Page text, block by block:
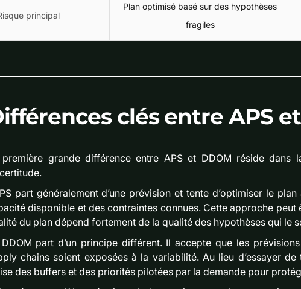
principal
Plan optimisé basé sur des hypothèses
fragiles
clés entre APS
première grande différence entre APS et DDOM réside
part généralement d’une prévision et tente d’optimiser le
disponible et des contraintes connues. Cette approche peut
du plan dépend fortement de la qualité des hypothèses qui le
part d’un principe différent. Il accepte que les
chains soient exposées à la variabilité. Au lieu d’essayer
des buffers et des priorités pilotées par la demande pour